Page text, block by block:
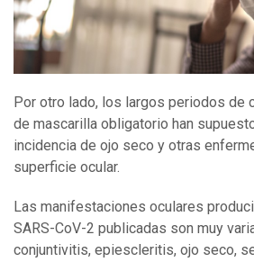
Por otro lado, los largos periodos de
de mascarilla obligatorio han
incidencia de ojo seco y otras
superficie ocular.
Las manifestaciones oculares
SARS-CoV-2 publicadas son muy
conjuntivitis, epiescleritis, ojo seco,